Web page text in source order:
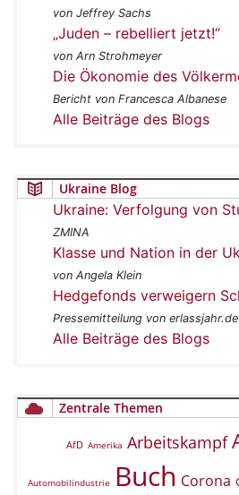
von Jeffrey Sachs
„Juden – rebelliert jetzt!“
von Arn Strohmeyer
Die Ökonomie des
Bericht von Francesca Albanese
Alle Beiträge des Blogs
Ukraine Blog
Ukraine: Verfolgung von
ZMINA
Klasse und Nation in der
von Angela Klein
Hedgefonds verweigern
Pressemitteilung von erlassjahr.de
Alle Beiträge des Blogs
Zentrale Themen
AfD Amerika Arbeitskampf
Automobilindustrie Buch Corona